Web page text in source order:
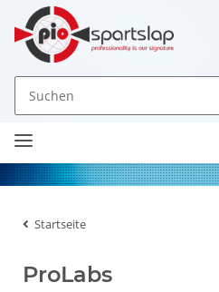
Startseite
ProLabs